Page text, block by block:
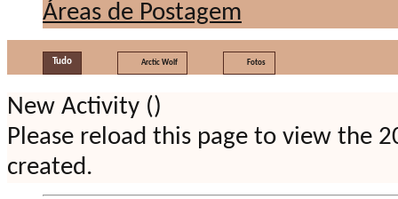
Áreas de Postagem
Tudo Arctic Wolf Fotos
New Activity ()
Please reload this page to view the
created.